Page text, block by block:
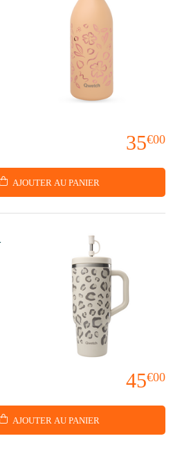
35€00
AJOUTER AU PANIER
45€00
AJOUTER AU PANIER